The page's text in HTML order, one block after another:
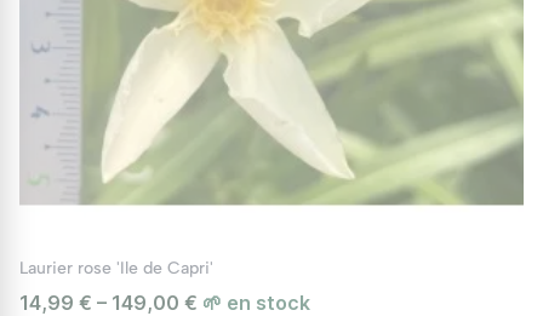
Laurier rose 'Ile de Capri'
14,99 € – 149,00 € 🌱 en stock